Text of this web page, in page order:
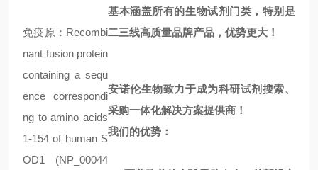
免疫原：Recombi
nant fusion protein
containing a sequ
ence correspondi
ng to amino acids
1-154 of human S
OD1 (NP_00044
基本涵盖所有的生物试剂门类，特别是
二三线高质量品牌产品，优势更大！
安诺伦生物致力于成为科研试剂搜索、
采购一体化解决方案提供商！
我们的优势：